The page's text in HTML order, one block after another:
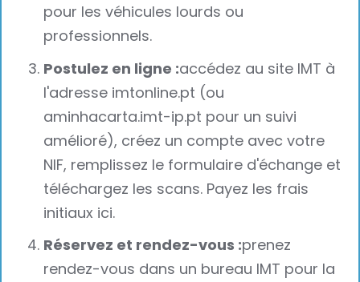
pour les véhicules lourds ou
professionnels.
Postulez en ligne :accédez au site IMT à
l'adresse imtonline.pt (ou
aminhacarta.imt-ip.pt pour un suivi
amélioré), créez un compte avec votre
NIF, remplissez le formulaire d'échange et
téléchargez les scans. Payez les frais
initiaux ici.
Réservez et rendez-vous :prenez
rendez-vous dans un bureau IMT pour la